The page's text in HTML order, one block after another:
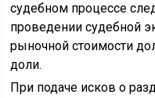
судебном процессе
проведении судебной
рыночной стоимости
доли.
При подаче исков о